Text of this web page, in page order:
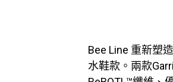
Bee Line 重新塑
水鞋款。兩款